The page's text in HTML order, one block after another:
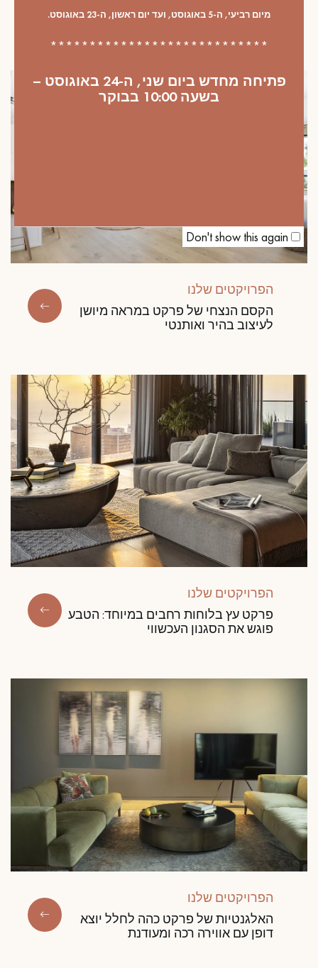
בריטית חמימה
הפרויקטים שלנו
הקסם הנצחי של פרקט במראה מיושן
לעיצוב בהיר ואותנטי
הפרויקטים שלנו
פרקט עץ בלוחות רחבים במיוחד: הטבע
פוגש את הסגנון העכשווי
הפרויקטים שלנו
האלגנטיות של פרקט כהה לחלל יוצא
דופן עם אווירה רכה ומעודנת
מיום רביעי, ה-5 באוגוסט, ועד יום ראשון, ה-23 באוגוסט.
****************************
פתיחה מחדש ביום שני, ה-24 באוגוסט –
בשעה 10:00 בבוקר
Don't show this again